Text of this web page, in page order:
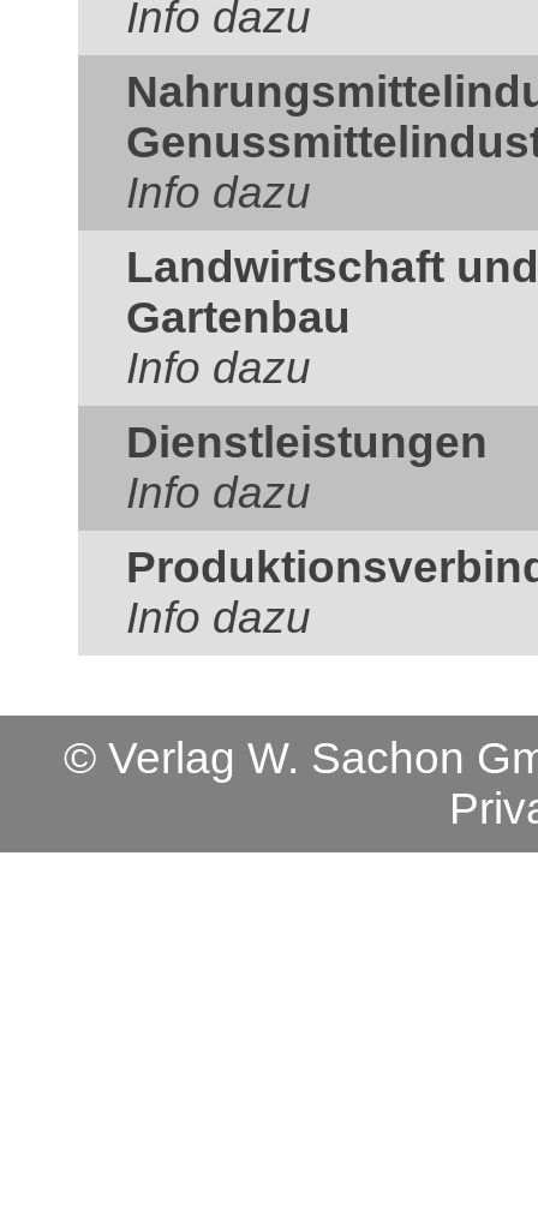
Info dazu
Info dazu
Landwirtschaft
Gartenbau
Info dazu
Dienstleistungen
Info dazu
Info dazu
© Verlag W. Sachon